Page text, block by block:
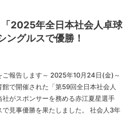
2025年全日本社会人卓球
ングルスで優勝！
ご報告します～ 2025年10月24日(金)～
で開催された「第59回全日本社会人
がスポンサーを務める赤江夏星選手
で見事優勝を果たしました。 社会人3年